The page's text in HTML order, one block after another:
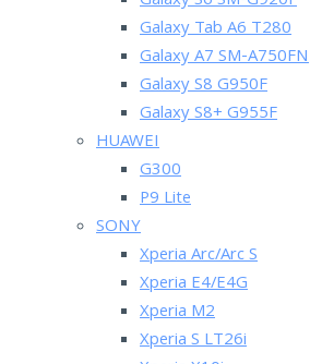
Galaxy Tab A6 T280
Galaxy A7 SM-A750FN
Galaxy S8 G950F
Galaxy S8+ G955F
HUAWEI
G300
P9 Lite
SONY
Xperia Arc/Arc S
Xperia E4/E4G
Xperia M2
Xperia S LT26i